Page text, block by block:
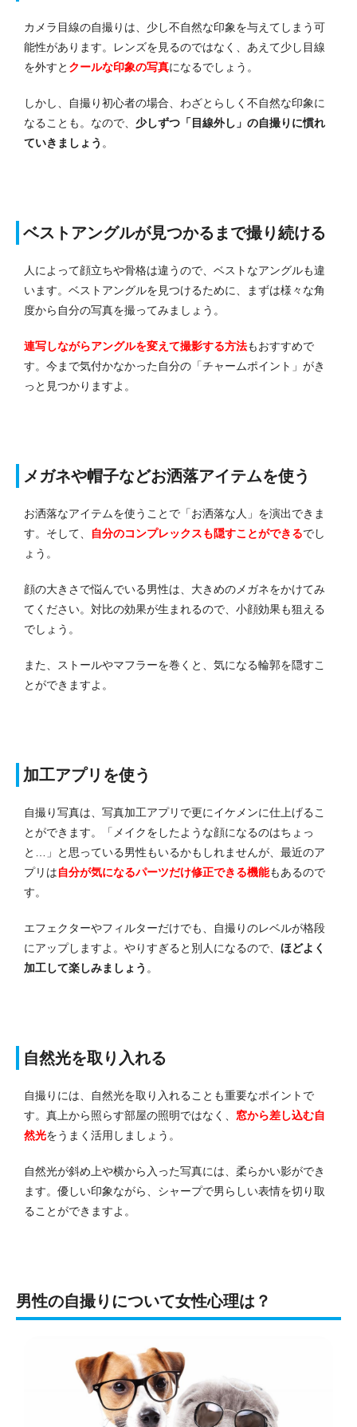
カメラ目線の自撮りは、少し不自然な印象を与えてしまう可
能性があります。レンズを見るのではなく、あえて少し目線
を外すと クールな印象の写真になるでしょう。
しかし、自撮り初心者の場合、わざとらしく不自然な印象に
なることも。なので、 少しずつ「目線外し」の自撮りに慣れ
ていきましょう 。
ベストアングルが見つかるまで撮り続ける
人によって顔立ちや骨格は違うので、ベストなアングルも違
います。ベストアングルを見つけるために、まずは様々な角
度から自分の写真を撮ってみましょう。
連写しながらアングルを変えて撮影する方法もおすすめで
す。今まで気付かなかった自分の「チャームポイント」がき
っと見つかりますよ。
メガネや帽子などお洒落アイテムを使う
お洒落なアイテムを使うことで「お洒落な人」を演出できま
す。そして、
自分のコンプレックスも隠すことができるでし
ょう。
顔の大きさで悩んでいる男性は、大きめのメガネをかけてみ
てください。対比の効果が生まれるので、小顔効果も狙える
でしょう。
また、ストールやマフラーを巻くと、気になる輪郭を隠すこ
とができますよ。
加工アプリを使う
自撮り写真は、写真加工アプリで更にイケメンに仕上げるこ
とができます。「メイクをしたような顔になるのはちょっ
と…」と思っている男性もいるかもしれませんが、最近のア
プリは自分が気になるパーツだけ修正できる機能もあるので
す。
エフェクターやフィルターだけでも、自撮りのレベルが格段
にアップしますよ。やりすぎると別人になるので、 ほどよく
加工して楽しみましょう 。
自然光を取り入れる
自撮りには、自然光を取り入れることも重要なポイントで
す。真上から照らす部屋の照明ではなく、 窓から差し込む自
然光をうまく活用しましょう。
自然光が斜め上や横から入った写真には、柔らかい影ができ
ます。優しい印象ながら、シャープで男らしい表情を切り取
ることができますよ。
男性の自撮りについて女性心理は？